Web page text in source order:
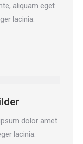
aliquam eget
lacinia.
dolor amet
lacinia.